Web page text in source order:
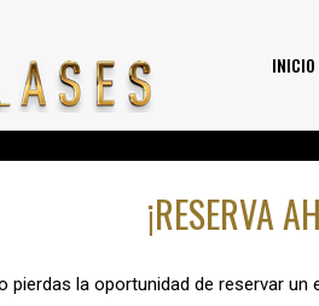
INICIO
¡RESERVA
pierdas la oportunidad de reservar